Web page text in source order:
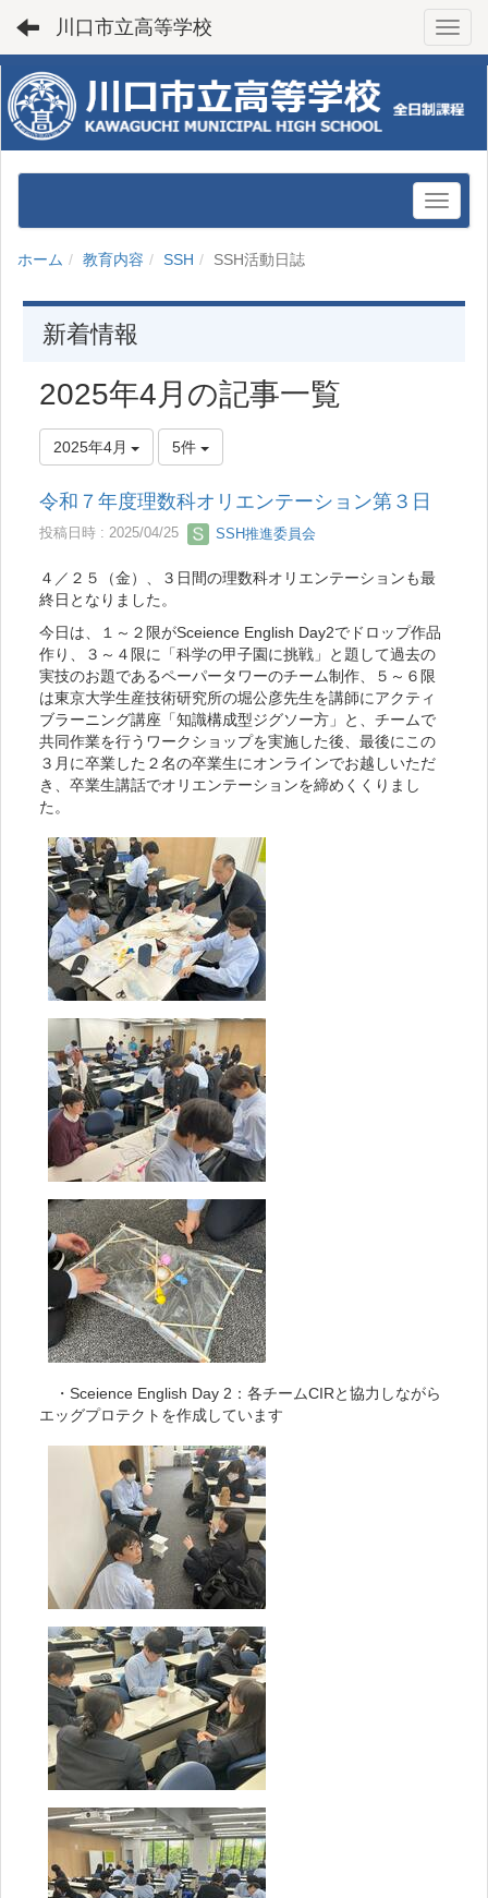
川口市立高等学校
ホーム 教育内容 SSH SSH活動日誌
新着情報
2025年4月の記事一覧
2025年4月 5件
令和７年度理数科オリエンテーション第３日
投稿日時 : 2025/04/25 SSH推進委員会
４／２５（金）、３日間の理数科オリエンテーションも最
終日となりました。
今日は、１～２限がSceience English Day2でドロップ作品
作り、３～４限に「科学の甲子園に挑戦」と題して過去の
実技のお題であるペーパータワーのチーム制作、５～６限
は東京大学生産技術研究所の堀公彦先生を講師にアクティ
ブラーニング講座「知識構成型ジグソー方」と、チームで
共同作業を行うワークショップを実施した後、最後にこの
３月に卒業した２名の卒業生にオンラインでお越しいただ
き、卒業生講話でオリエンテーションを締めくくりまし
た。
・Sceience English Day 2：各チームCIRと協力しながら
エッグプロテクトを作成しています